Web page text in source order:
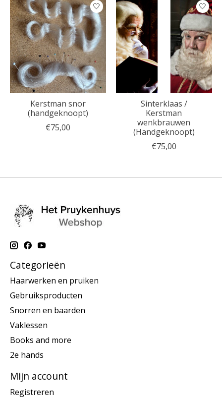
Kerstman snor
(handgeknoopt)
€75,00
Sinterklaas /
Kerstman
wenkbrauwen
(Handgeknoopt)
€75,00
Categorieën
Haarwerken en pruiken
Gebruiksproducten
Snorren en baarden
Vaklessen
Books and more
2e hands
Mijn account
Registreren